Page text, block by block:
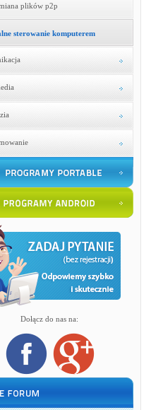
plików p2p
sterowanie komputerem
Dołącz do nas na: